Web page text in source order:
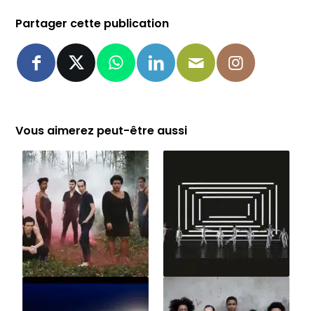
Partager cette publication
Vous aimerez peut-être aussi